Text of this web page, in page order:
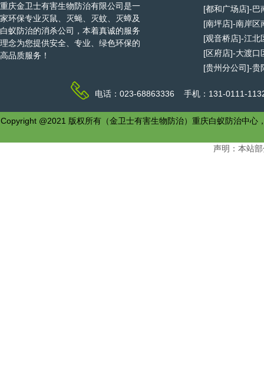
重庆金卫士有害生物防治有限公司是一
家环保专业灭鼠、灭蝇、灭蚊、灭蟑及
白蚁防治的消杀公司，本着真诚的服务
理念为您提供安全、专业、绿色环保的
高品质服务！
[都和广场店]-巴
[南坪店]-南岸区
[观音桥店]-江北
[区府店]-大渡口
[贵州分公司]-贵
电话：023-68863336 手机：131-0111-
Copyright @2021 版权所有（金卫士有害生物防治）重庆白蚁防治中
声明：本站